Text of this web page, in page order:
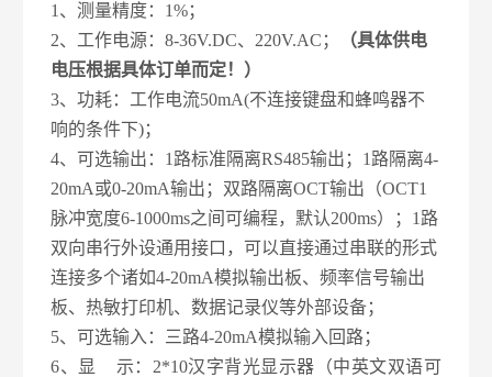
1、测量精度：1%；
2、工作电源：8-36V.DC、 220V.AC；
（具体供电
电压根据具体订单而定！）
3、功耗：工作电流50mA(不连接键盘和蜂鸣器不
响的条件下)；
4、可选输出：1路标准隔离RS485输出；1路隔离4-
20mA或0-20mA输出；双路隔离OCT输出（OCT1
脉冲宽度6-1000ms之间可编程，默认200ms）；1路
双向串行外设通用接口，可以直接通过串联的形式
连接多个诸如4-20mA模拟输出板、频率信号输出
板、热敏打印机、数据记录仪等外部设备；
5、可选输入：三路4-20mA模拟输入回路；
6、显 示：2*10汉字背光显示器（中英文双语可